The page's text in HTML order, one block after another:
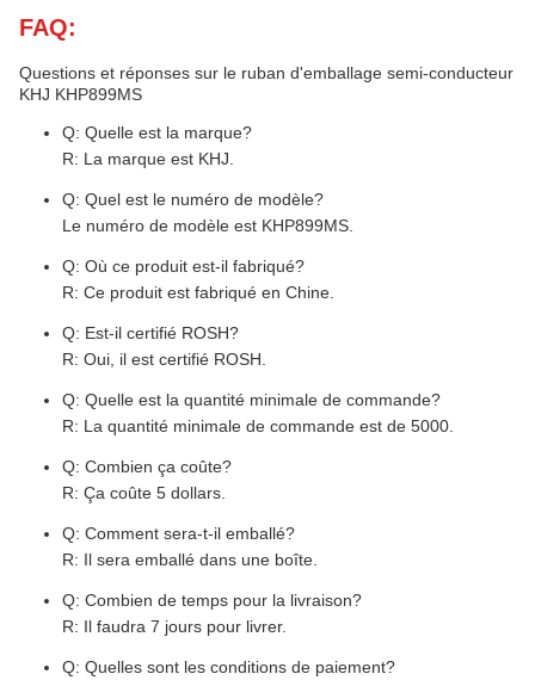
FAQ:
Questions et réponses sur le ruban d'emballage semi-conducteur
KHJ KHP899MS
Q: Quelle est la marque?
R: La marque est KHJ.
Q: Quel est le numéro de modèle?
Le numéro de modèle est KHP899MS.
Q: Où ce produit est-il fabriqué?
R: Ce produit est fabriqué en Chine.
Q: Est-il certifié ROSH?
R: Oui, il est certifié ROSH.
Q: Quelle est la quantité minimale de commande?
R: La quantité minimale de commande est de 5000.
Q: Combien ça coûte?
R: Ça coûte 5 dollars.
Q: Comment sera-t-il emballé?
R: Il sera emballé dans une boîte.
Q: Combien de temps pour la livraison?
R: Il faudra 7 jours pour livrer.
Q: Quelles sont les conditions de paiement?